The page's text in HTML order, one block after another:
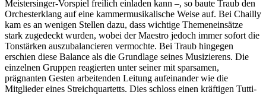
Meistersinger-Vorspiel freilich einladen kann –, so baute Traub den
Orchesterklang auf eine kammermusikalische Weise auf. Bei Chailly
kam es an wenigen Stellen dazu, dass wichtige Themeneinsätze
stark zugedeckt wurden, wobei der Maestro jedoch immer sofort die
Tonstärken auszubalancieren vermochte. Bei Traub hingegen
erschien diese Balance als die Grundlage seines Musizierens. Die
einzelnen Gruppen reagierten unter seiner mit sparsamen,
prägnanten Gesten arbeitenden Leitung aufeinander wie die
Mitglieder eines Streichquartetts. Dies schloss einen kräftigen Tutti-